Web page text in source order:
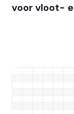
voor vloot-